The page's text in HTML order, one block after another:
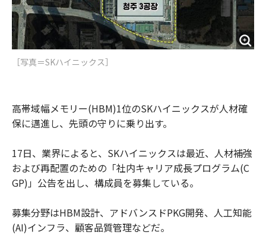
［写真＝SKハイニックス］
高帯域幅メモリー(HBM)1位のSKハイニックスが人材確
保に邁進し、先頭の守りに乗り出す。
17日、業界によると、SKハイニックスは最近、人材補強
および再配置のための「社内キャリア成長プログラム(C
GP)」公告を出し、構成員を募集している。
募集分野はHBM設計、アドバンスドPKG開発、人工知能
(AI)インフラ、顧客品質管理などだ。